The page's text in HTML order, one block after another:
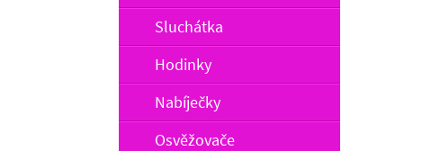
Sluchátka
Hodinky
Nabíječky
Osvěžovače